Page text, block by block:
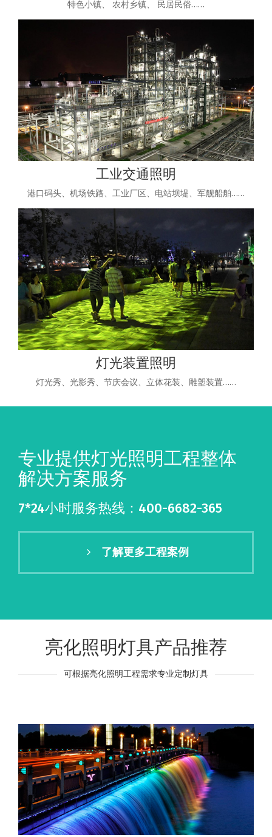
特色小镇、 农村乡镇、 民居民俗……
工业交通照明
港口码头、机场铁路、工业厂区、电站坝堤、军舰船舶……
灯光装置照明
灯光秀、光影秀、节庆会议、立体花装、雕塑装置……
专业提供灯光照明工程整体
解决方案服务
7*24小时服务热线：400-6682-365
了解更多工程案例
亮化照明灯具产品推荐
可根据亮化照明工程需求专业定制灯具